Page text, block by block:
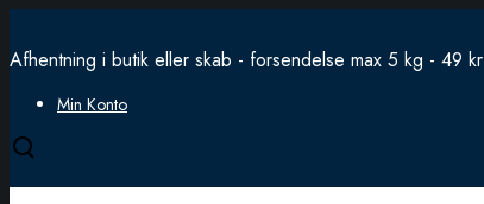
Afhentning i butik eller skab - forsendelse max 5 kg - 49 kr
Min Konto
Open